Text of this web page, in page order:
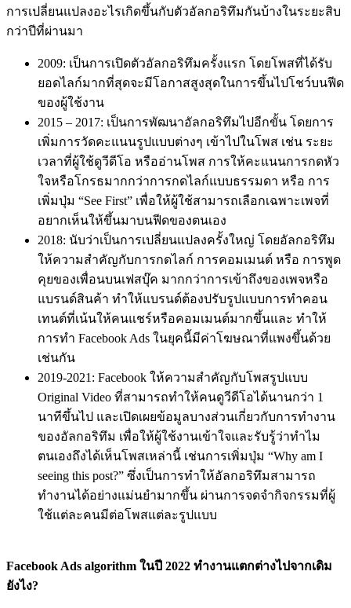
การเปลี่ยนแปลงอะไรเกิดขึ้นกับตัวอัลกอริทึมกันบ้างในระยะสิบ
กว่าปีที่ผ่านมา
2009: เป็นการเปิดตัวอัลกอริทึมครั้งแรก โดยโพสที่ได้รับ
ยอดไลก์มากที่สุดจะมีโอกาสสูงสุดในการขึ้นไปโชว์บนฟีด
ของผู้ใช้งาน
2015 – 2017: เป็นการพัฒนาอัลกอริทึมไปอีกขั้น โดยการ
เพิ่มการวัดคะแนนรูปแบบต่างๆ เข้าไปในโพส เช่น ระยะ
เวลาที่ผู้ใช้ดูวีดีโอ หรืออ่านโพส การให้คะแนนการกดหัว
ใจหรือโกรธมากกว่าการกดไลก์แบบธรรมดา หรือ การ
เพิ่มปุ่ม “See First” เพื่อให้ผู้ใช้สามารถเลือกเฉพาะเพจที่
อยากเห็นให้ขึ้นมาบนฟีดของตนเอง
2018: นับว่าเป็นการเปลี่ยนแปลงครั้งใหญ่ โดยอัลกอริทึม
ให้ความสำคัญกับการกดไลก์ การคอมเมนต์ หรือ การพูด
คุยของเพื่อนบนเฟสบุ๊ค มากกว่าการเข้าถึงของเพจหรือ
แบรนด์สินค้า ทำให้แบรนด์ต้องปรับรูปแบบการทำคอน
เทนต์ที่เน้นให้คนแชร์หรือคอมเมนต์มากขึ้นและ ทำให้
การทำ Facebook Ads ในยุคนี้มีค่าโฆษณาที่แพงขึ้นด้วย
เช่นกัน
2019-2021: Facebook ให้ความสำคัญกับโพสรูปแบบ
Original Video ที่สามารถทำให้คนดูวีดีโอได้นานกว่า 1
นาทีขึ้นไป และเปิดเผยข้อมูลบางส่วนเกี่ยวกับการทำงาน
ของอัลกอริทึม เพื่อให้ผู้ใช้งานเข้าใจและรับรู้ว่าทำไม
ตนเองถึงได้เห็นโพสเหล่านี้ เช่นการเพิ่มปุ่ม “Why am I
seeing this post?” ซึ่งเป็นการทำให้อัลกอริทึมสามารถ
ทำงานได้อย่างแม่นยำมากขึ้น ผ่านการจดจำกิจกรรมที่ผู้
ใช้แต่ละคนมีต่อโพสแต่ละรูปแบบ
Facebook Ads algorithm ในปี 2022 ทำงานแตกต่างไปจากเดิม
ยังไง?